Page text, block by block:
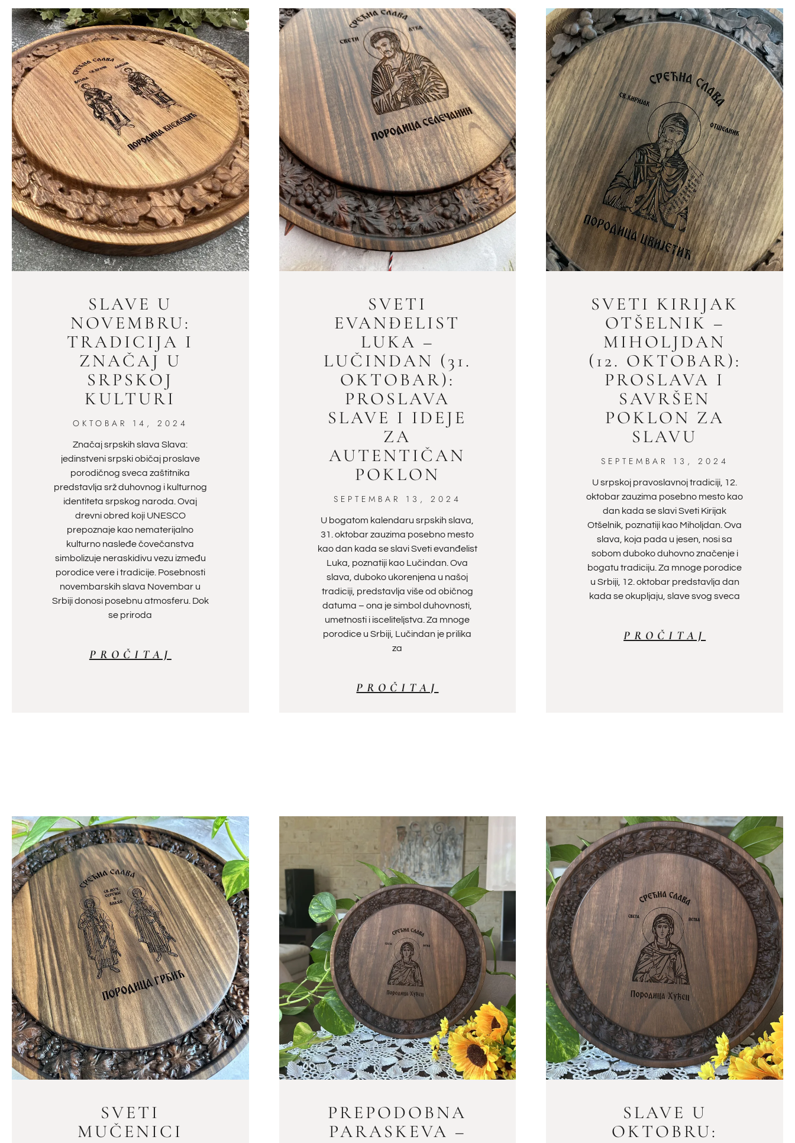
SLAVE U
NOVEMBRU:
TRADICIJA I
ZNAČAJ U
SRPSKOJ
KULTURI
OKTOBAR 14, 2024
Značaj srpskih slava Slava:
jedinstveni srpski običaj proslave
porodičnog sveca zaštitnika
predstavlja srž duhovnog i kulturnog
identiteta srpskog naroda. Ovaj
drevni obred koji UNESCO
prepoznaje kao nematerijalno
kulturno nasleđe čovečanstva
simbolizuje neraskidivu vezu između
porodice vere i tradicije. Posebnosti
novembarskih slava Novembar u
Srbiji donosi posebnu atmosferu. Dok
se priroda
PROČITAJ
SVETI
EVANĐELIST
LUKA –
LUČINDAN (31.
OKTOBAR):
PROSLAVA
SLAVE I IDEJE
ZA
AUTENTIČAN
POKLON
SEPTEMBAR 13, 2024
U bogatom kalendaru srpskih slava,
31. oktobar zauzima posebno mesto
kao dan kada se slavi Sveti evanđelist
Luka, poznatiji kao Lučindan. Ova
slava, duboko ukorenjena u našoj
tradiciji, predstavlja više od običnog
datuma – ona je simbol duhovnosti,
umetnosti i isceliteljstva. Za mnoge
porodice u Srbiji, Lučindan je prilika
za
PROČITAJ
SVETI KIRIJAK
OTŠELNIK –
MIHOLJDAN
(12. OKTOBAR):
PROSLAVA I
SAVRŠEN
POKLON ZA
SLAVU
SEPTEMBAR 13, 2024
U srpskoj pravoslavnoj tradiciji, 12.
oktobar zauzima posebno mesto kao
dan kada se slavi Sveti Kirijak
Otšelnik, poznatiji kao Miholjdan. Ova
slava, koja pada u jesen, nosi sa
sobom duboko duhovno značenje i
bogatu tradiciju. Za mnoge porodice
u Srbiji, 12. oktobar predstavlja dan
kada se okupljaju, slave svog sveca
PROČITAJ
SVETI
MUČENICI
PREPODOBNA
PARASKEVA –
SLAVE U
OKTOBRU: